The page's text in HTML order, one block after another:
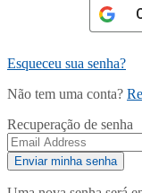
Esqueceu sua senha?
Não tem uma conta?
Recuperação de senha